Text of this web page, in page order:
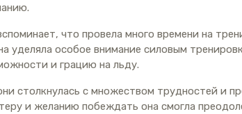
что провела много времени на
уделяла особое внимание силовым
и грацию на льду.
столкнулась с множеством трудностей и
и желанию побеждать она смогла